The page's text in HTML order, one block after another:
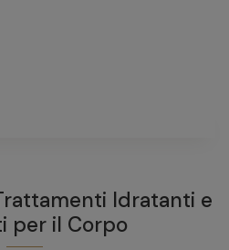
Idratanti e
per il Corpo